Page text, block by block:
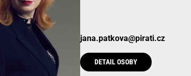
jana.patkova@pirati.cz
DETAIL OSOBY